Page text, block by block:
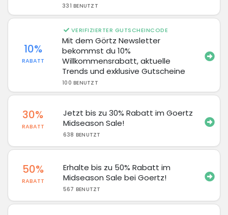
331 BENUTZT
10%
RABATT
VERIFIZIERTER GUTSCHEINCODE
Mit dem Görtz Newsletter
bekommst du 10%
Willkommensrabatt, aktuelle
Trends und exklusive Gutscheine
100 BENUTZT
30%
RABATT
Jetzt bis zu 30% Rabatt im Goertz
Midseason Sale!
638 BENUTZT
50%
RABATT
Erhalte bis zu 50% Rabatt im
Midseason Sale bei Goertz!
567 BENUTZT